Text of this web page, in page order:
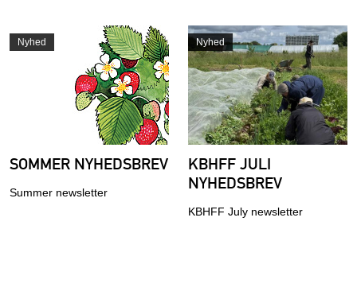
Nyhed
SOMMER NYHEDSBREV
Summer newsletter
Nyhed
KBHFF JULI
NYHEDSBREV
KBHFF July newsletter